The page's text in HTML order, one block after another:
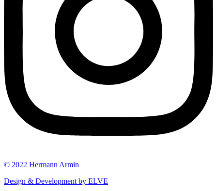
© 2022 Hermann Armin
Design & Development by ELVE